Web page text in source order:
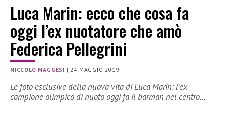
Luca Marin: ecco che cosa fa
oggi l’ex nuotatore che amò
Federica Pellegrini
NICCOLO MAGGESI |24 MAGGIO 2019
Le foto esclusive della nuova vita di Luca Marin: l’ex
campione olimpico di nuoto oggi fa il barman nel centro…